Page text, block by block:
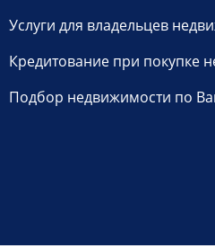
Услуги для владельцев
Кредитование при покупке
Подбор недвижимости по